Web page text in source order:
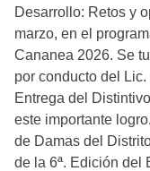
Desarrollo: Retos y
marzo, en el
Cananea 2026. Se
por conducto del
Entrega del
este importante
de Damas del
de la 6ª. Edición del